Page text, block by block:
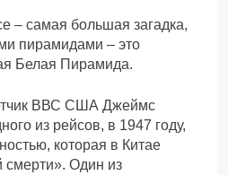
– самая большая загадка,
пирамидами – это
Белая Пирамида.
ВВС США Джеймс
из рейсов, в 1947 году,
которая в Китае
смерти». Один из